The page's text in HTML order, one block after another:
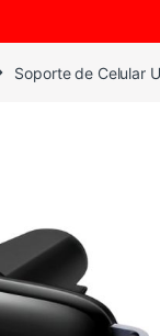
Soporte de Celular